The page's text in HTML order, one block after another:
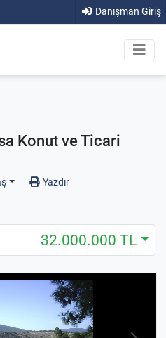
Danışman Giriş
Konut ve Ticari
Yazdır
32.000.000 TL